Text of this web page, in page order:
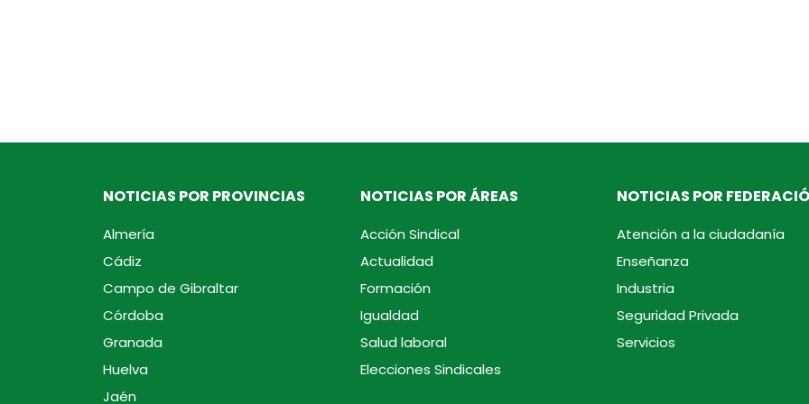
NOTICIAS POR PROVINCIAS
Almería
Cádiz
Campo de Gibraltar
Córdoba
Granada
Huelva
Jaén
NOTICIAS POR ÁREAS
Acción Sindical
Actualidad
Formación
Igualdad
Salud laboral
Elecciones Sindicales
NOTICIAS POR
Atención a la ciudadanía
Enseñanza
Industria
Seguridad Privada
Servicios